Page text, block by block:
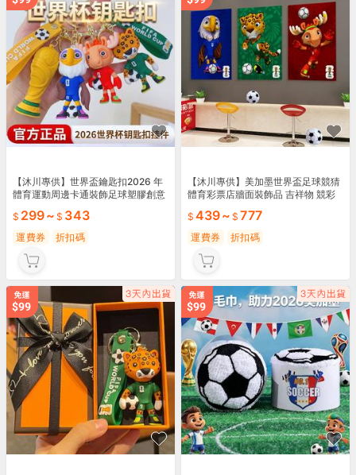
【沐川專供】世界盃鑰匙扣2026 年
體育運動周邊卡通裝飾足球塑膠創意
299~ 343
運費券 折扣碼
【沐川專供】美加墨世界盃足球競猜
體育彩票店牆面裝飾品 吉祥物 競彩
439~ 777
運費券 折扣碼